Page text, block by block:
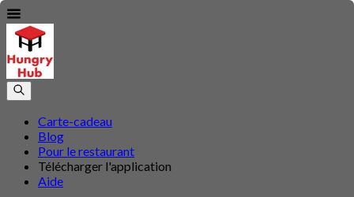
Carte-cadeau
Blog
Pour le restaurant
Télécharger l'application
Aide